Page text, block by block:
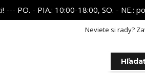
PO. - PIA.: 10:00-18:00, SO. -
Neviete si rady?